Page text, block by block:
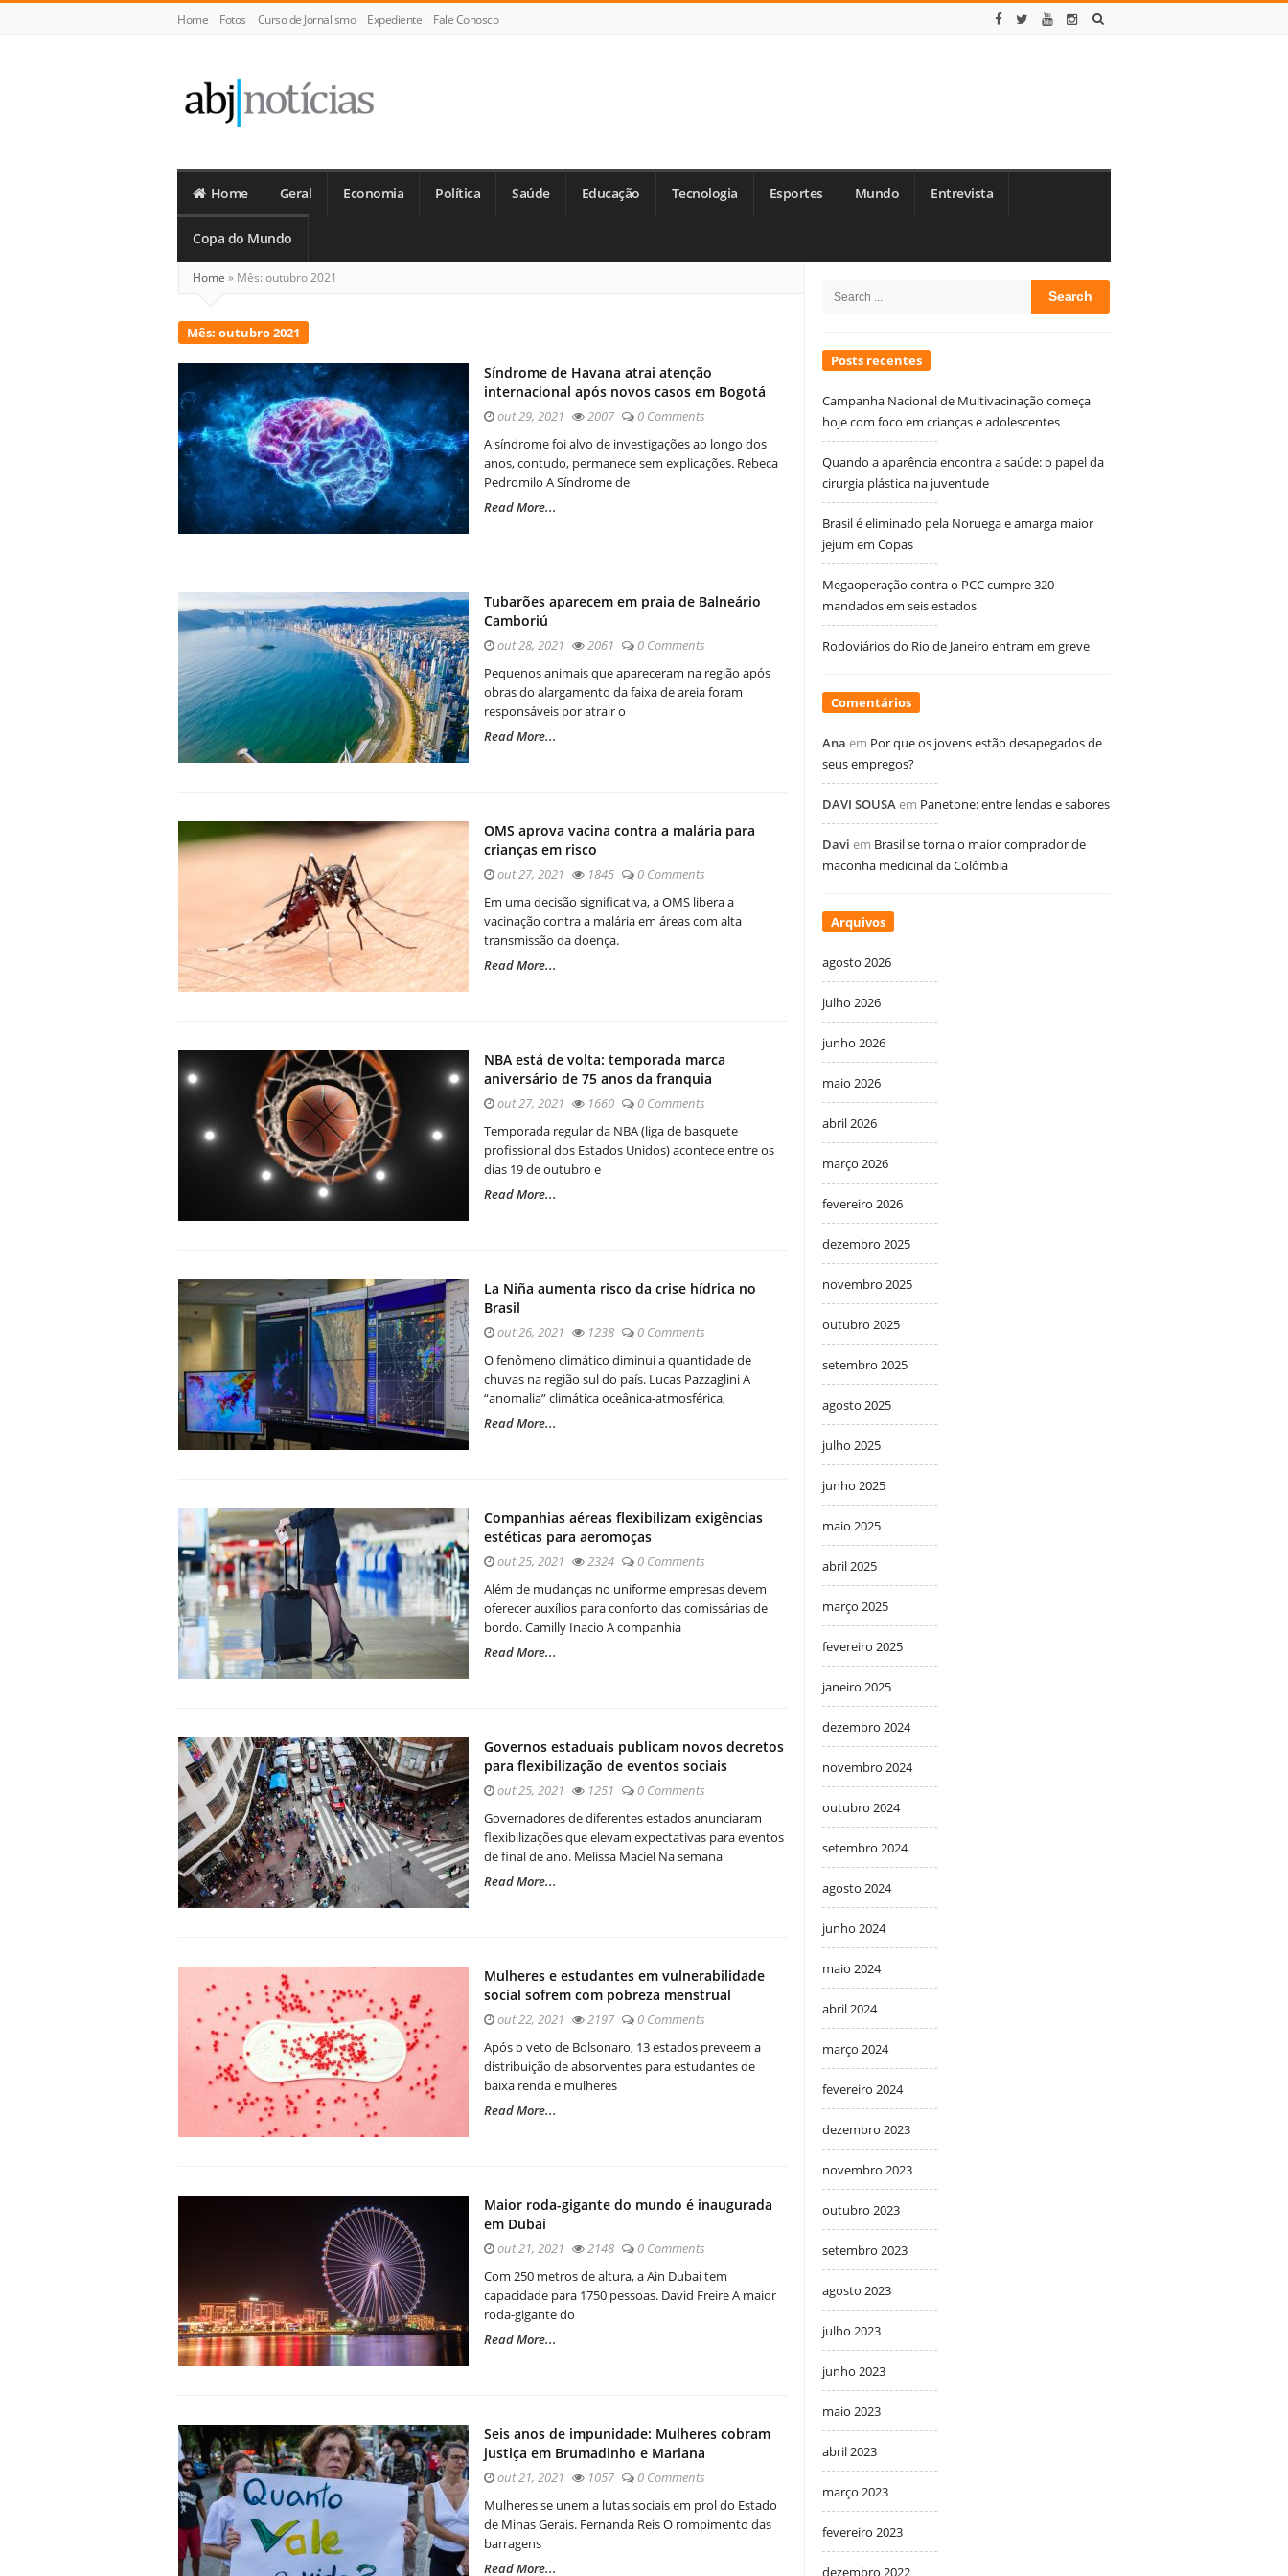
Home Fotos Curso de Jornalismo Expediente Fale Conosco
Notícias
Home Geral Economia Política Saúde Educação Tecnologia Esportes Mundo Entrevista
Copa do Mundo
Home » Mês: outubro 2021
Mês: outubro 2021
Síndrome de Havana atrai atenção
internacional após novos casos em Bogotá
out 29, 2021 2007
0 Comments
A síndrome foi alvo de investigações ao longo dos
anos, contudo, permanece sem explicações. Rebeca
Pedromilo A Síndrome de
Read More...
Tubarões aparecem em praia de Balneário
Camboriú
out 28, 2021 2061
0 Comments
Pequenos animais que apareceram na região após
obras do alargamento da faixa de areia foram
responsáveis por atrair o
Read More...
OMS aprova vacina contra a malária para
crianças em risco
out 27, 2021 1845
0 Comments
Em uma decisão significativa, a OMS libera a
vacinação contra a malária em áreas com alta
transmissão da doença.
Read More...
NBA está de volta: temporada marca
aniversário de 75 anos da franquia
out 27, 2021 1660
0 Comments
Temporada regular da NBA (liga de basquete
profissional dos Estados Unidos) acontece entre os
dias 19 de outubro e
Read More...
La Niña aumenta risco da crise hídrica no
Brasil
out 26, 2021 1238
0 Comments
O fenômeno climático diminui a quantidade de
chuvas na região sul do país. Lucas Pazzaglini A
“anomalia” climática oceânica-atmosférica,
Read More...
Companhias aéreas flexibilizam exigências
estéticas para aeromoças
out 25, 2021 2324
0 Comments
Além de mudanças no uniforme empresas devem
oferecer auxílios para conforto das comissárias de
bordo. Camilly Inacio A companhia
Read More...
Governos estaduais publicam novos decretos
para flexibilização de eventos sociais
out 25, 2021 1251
0 Comments
Governadores de diferentes estados anunciaram
flexibilizações que elevam expectativas para eventos
de final de ano. Melissa Maciel Na semana
Read More...
Mulheres e estudantes em vulnerabilidade
social sofrem com pobreza menstrual
out 22, 2021 2197
0 Comments
Após o veto de Bolsonaro, 13 estados preveem a
distribuição de absorventes para estudantes de
baixa renda e mulheres
Read More...
Maior roda-gigante do mundo é inaugurada
em Dubai
out 21, 2021 2148
0 Comments
Com 250 metros de altura, a Ain Dubai tem
capacidade para 1750 pessoas. David Freire A maior
roda-gigante do
Read More...
Seis anos de impunidade: Mulheres cobram
justiça em Brumadinho e Mariana
out 21, 2021 1057
0 Comments
Mulheres se unem a lutas sociais em prol do Estado
de Minas Gerais. Fernanda Reis O rompimento das
barragens
Read More...
Sidebar
Search
Posts recentes
Campanha Nacional de Multivacinação começa
hoje com foco em crianças e adolescentes
Quando a aparência encontra a saúde: o papel da
cirurgia plástica na juventude
Brasil é eliminado pela Noruega e amarga maior
jejum em Copas
Megaoperação contra o PCC cumpre 320
mandados em seis estados
Rodoviários do Rio de Janeiro entram em greve
Comentários
Ana em Por que os jovens estão desapegados de
seus empregos?
DAVI SOUSAem Panetone: entre lendas e sabores
Davi em Brasil se torna o maior comprador de
maconha medicinal da Colômbia
Arquivos
agosto 2026
julho 2026
junho 2026
maio 2026
abril 2026
março 2026
fevereiro 2026
dezembro 2025
novembro 2025
outubro 2025
setembro 2025
agosto 2025
julho 2025
junho 2025
maio 2025
abril 2025
março 2025
fevereiro 2025
janeiro 2025
dezembro 2024
novembro 2024
outubro 2024
setembro 2024
agosto 2024
junho 2024
maio 2024
abril 2024
março 2024
fevereiro 2024
dezembro 2023
novembro 2023
outubro 2023
setembro 2023
agosto 2023
julho 2023
junho 2023
maio 2023
abril 2023
março 2023
fevereiro 2023
dezembro 2022